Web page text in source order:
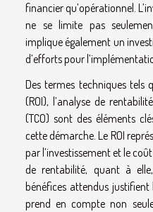
financier qu’opérationnel.
ne se limite pas
implique également un
d’efforts pour
Des termes techniques tels
(ROI), l’analyse de
(TCO) sont des éléments
cette démarche. Le ROI
par l’investissement et le
de rentabilité, quant à
bénéfices attendus justifient
prend en compte non